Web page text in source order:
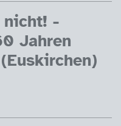
nicht! -
Jahren